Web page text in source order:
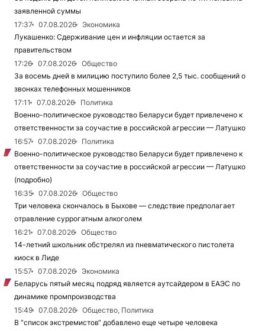
заявленной суммы
17:37
07.08.2026
Экономика
Лукашенко: Сдерживание цен и инфляции остается за
правительством
17:26
07.08.2026
Общество
За восемь дней в милицию поступило более 2,5 тыс. сообщений о
звонках телефонных мошенников
17:11
07.08.2026
Политика
Военно-политическое руководство Беларуси будет привлечено к
ответственности за соучастие в российской агрессии — Латушко
16:57
07.08.2026
Политика
Военно-политическое руководство Беларуси будет привлечено к
ответственности за соучастие в российской агрессии — Латушко
(подробно)
16:35
07.08.2026
Общество
Три человека скончалось в Быхове — следствие предполагает
отравление суррогатным алкоголем
16:21
07.08.2026
Общество
14-летний школьник обстрелял из пневматического пистолета
киоск в Лиде
15:57
07.08.2026
Экономика
Беларусь пятый месяц подряд является аутсайдером в ЕАЭС по
динамике промпроизводства
15:49
07.08.2026
Общество, Политика
В “список экстремистов“ добавлено еще четыре человека